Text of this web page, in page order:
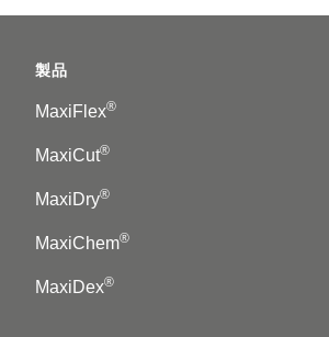
製品
MaxiFlex®
MaxiCut®
MaxiDry®
MaxiChem®
MaxiDex®